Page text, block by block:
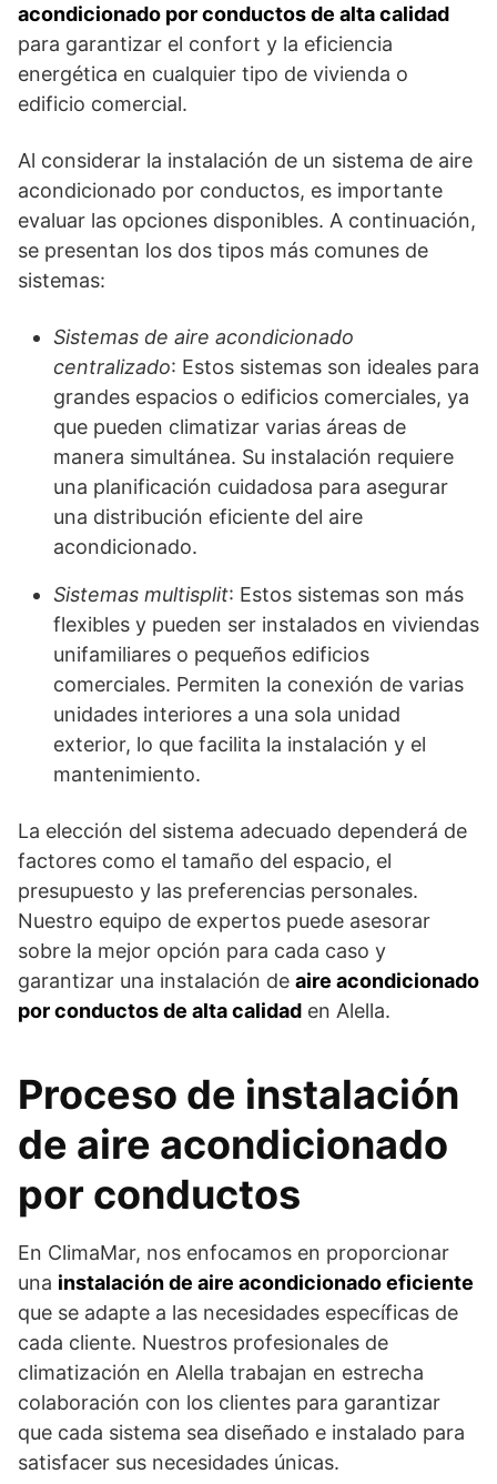
acondicionado por conductos de alta calidad
para garantizar el confort y la eficiencia
energética en cualquier tipo de vivienda o
edificio comercial.
Al considerar la instalación de un sistema de aire
acondicionado por conductos, es importante
evaluar las opciones disponibles. A continuación,
se presentan los dos tipos más comunes de
sistemas:
Sistemas de aire acondicionado
centralizado: Estos sistemas son ideales para
grandes espacios o edificios comerciales, ya
que pueden climatizar varias áreas de
manera simultánea. Su instalación requiere
una planificación cuidadosa para asegurar
una distribución eficiente del aire
acondicionado.
Sistemas multisplit: Estos sistemas son más
flexibles y pueden ser instalados en viviendas
unifamiliares o pequeños edificios
comerciales. Permiten la conexión de varias
unidades interiores a una sola unidad
exterior, lo que facilita la instalación y el
mantenimiento.
La elección del sistema adecuado dependerá de
factores como el tamaño del espacio, el
presupuesto y las preferencias personales.
Nuestro equipo de expertos puede asesorar
sobre la mejor opción para cada caso y
garantizar una instalación de aire acondicionado
por conductos de alta calidad en Alella.
Proceso de instalación
de aire acondicionado
por conductos
En ClimaMar, nos enfocamos en proporcionar
una instalación de aire acondicionado eficiente
que se adapte a las necesidades específicas de
cada cliente. Nuestros profesionales de
climatización en Alella trabajan en estrecha
colaboración con los clientes para garantizar
que cada sistema sea diseñado e instalado para
satisfacer sus necesidades únicas.